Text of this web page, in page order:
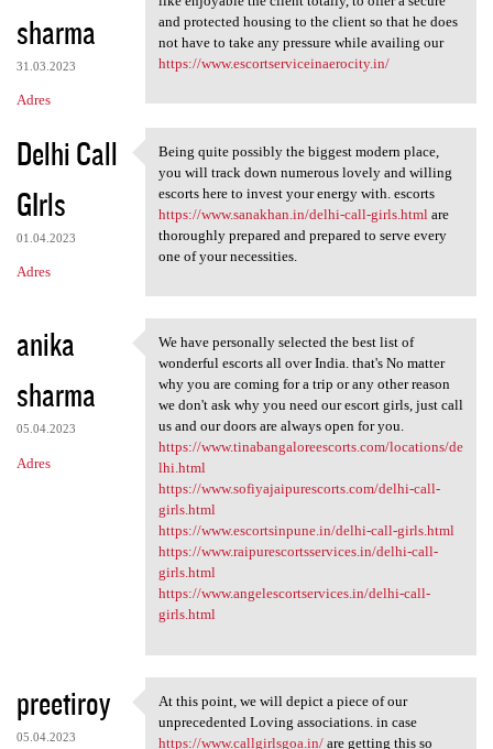
sharma
31.03.2023
Adres
and protected housing to the client so that he does
not have to take any pressure while availing our
https://www.escortserviceinaerocity.in/
Delhi Call
GIrls
01.04.2023
Adres
Being quite possibly the
Being quite possibly the biggest modern place,
you will track down numerous lovely and willing
escorts here to invest your energy with. escorts
https://www.sanakhan.in/delhi-call-girls.html are
thoroughly prepared and prepared to serve every
one of your necessities.
anika
sharma
05.04.2023
Adres
We have personally selected
We have personally selected the best list of
wonderful escorts all over India. that's No matter
why you are coming for a trip or any other reason
we don't ask why you need our escort girls, just call
us and our doors are always open for you.
https://www.tinabangaloreescorts.com/locations/de
lhi.html
https://www.sofiyajaipurescorts.com/delhi-call-
girls.html
https://www.escortsinpune.in/delhi-call-girls.html
https://www.raipurescortsservices.in/delhi-call-
girls.html
https://www.angelescortservices.in/delhi-call-
girls.html
preetiroy
05.04.2023
At this point, we will depict
At this point, we will depict a piece of our
unprecedented Loving associations. in case
https://www.callgirlsgoa.in/are getting this so